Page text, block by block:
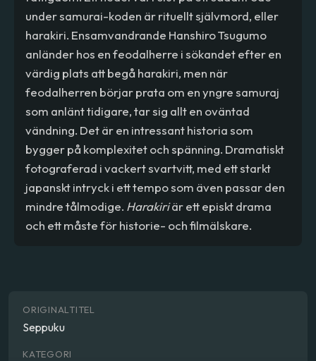
under samurai-koden är rituellt självmord, eller
harakiri. Ensamvandrande Hanshiro Tsugumo
anländer hos en feodalherre i sökandet efter en
värdig plats att begå harakiri, men när
feodalherren börjar prata om en yngre samuraj
som anlänt tidigare, tar sig allt en oväntad
vändning. Det är en intressant historia som
bygger på komplexitet och spänning. Dramatiskt
fotograferad i vackert svartvitt, med ett starkt
japanskt intryck i ett tempo som även passar den
mindre tålmodige. Harakiriär ett episkt drama
och ett måste för historie- och filmälskare.
ORIGINALTITEL
Seppuku
KATEGORI